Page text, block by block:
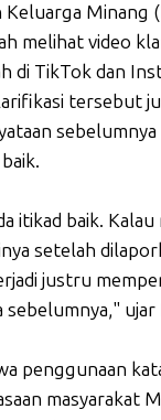
Keluarga Minang
melihat video
di TikTok dan
tersebut
sebelumnya
itikad baik. Kalau
setelah
justru
sebelumnya," ujar
penggunaan
masyarakat